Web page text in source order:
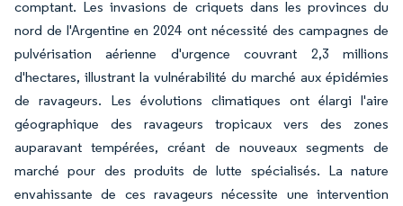
comptant. Les invasions de criquets dans les provinces du
nord de l'Argentine en 2024 ont nécessité des campagnes de
pulvérisation aérienne d'urgence couvrant 2,3 millions
d'hectares, illustrant la vulnérabilité du marché aux épidémies
de ravageurs. Les évolutions climatiques ont élargi l'aire
géographique des ravageurs tropicaux vers des zones
auparavant tempérées, créant de nouveaux segments de
marché pour des produits de lutte spécialisés. La nature
envahissante de ces ravageurs nécessite une intervention